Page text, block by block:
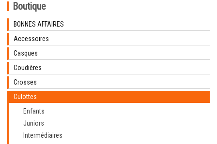
Boutique
BONNES AFFAIRES
Accessoires
Casques
Coudières
Crosses
Culottes
Enfants
Juniors
Intermédiaires